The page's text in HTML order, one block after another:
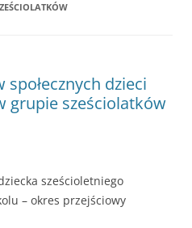
dzieci
grupie sześciolatków
sześcioletniego
– okres przejściowy